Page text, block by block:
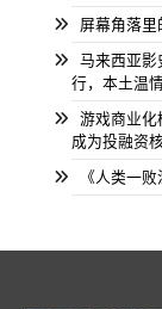
屏幕角落里
马来西亚影
行，本土温
游戏商业化
成为投融资
《人类一